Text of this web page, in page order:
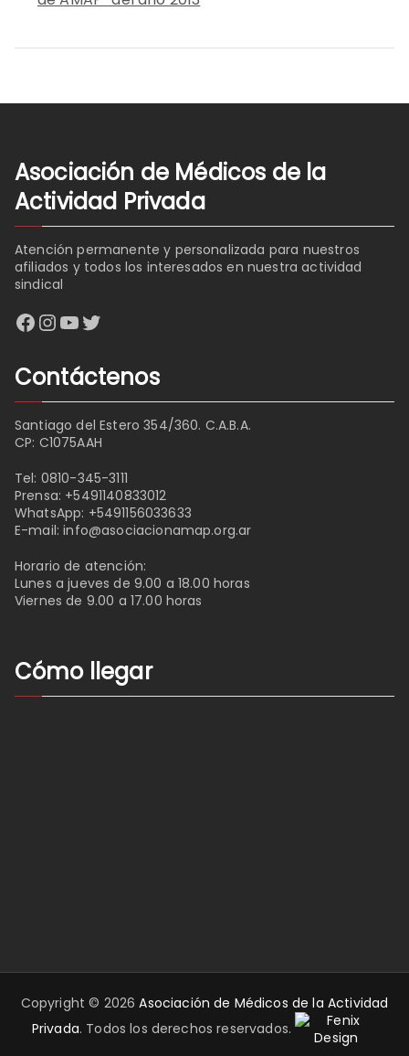
Asociación de Médicos de la
Actividad Privada
Atención permanente y personalizada para nuestros
afiliados y todos los interesados en nuestra actividad
sindical
Facebook
Instagram
YouTube
Twitter
Contáctenos
Santiago del Estero 354/360. C.A.B.A.
CP: C1075AAH
Tel: 0810-345-3111
Prensa: +5491140833012
WhatsApp: +5491156033633
E-mail:info@asociacionamap.org.ar
Horario de atención:
Lunes a jueves de 9.00 a 18.00 horas
Viernes de 9.00 a 17.00 horas
Cómo llegar
Copyright © 2026Asociación de Médicos de la Actividad
Privada. Todos los derechos reservados.